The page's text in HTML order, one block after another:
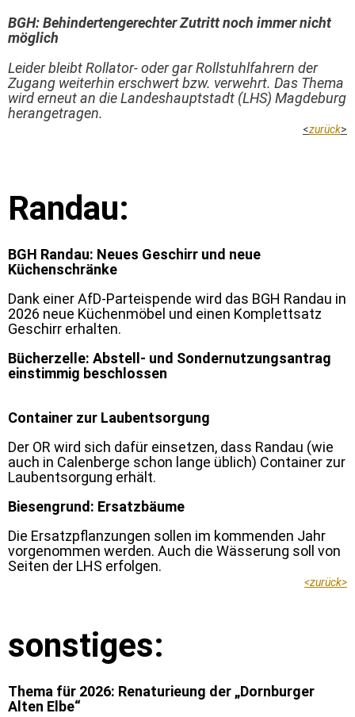
BGH: Behindertengerechter Zutritt noch immer nicht
möglich
Leider bleibt Rollator- oder gar Rollstuhlfahrern der
Zugang weiterhin erschwert bzw. verwehrt. Das Thema
wird erneut an die Landeshauptstadt (LHS) Magdeburg
herangetragen.
<zurück>
Randau:
BGH Randau: Neues Geschirr und neue
Küchenschränke
Dank einer AfD-Parteispende wird das BGH Randau in
2026 neue Küchenmöbel und einen Komplettsatz
Geschirr erhalten.
Bücherzelle: Abstell- und Sondernutzungsantrag
einstimmig beschlossen
Container zur Laubentsorgung
Der OR wird sich dafür einsetzen, dass Randau (wie
auch in Calenberge schon lange üblich) Container zur
Laubentsorgung erhält.
Biesengrund: Ersatzbäume
Die Ersatzpflanzungen sollen im kommenden Jahr
vorgenommen werden. Auch die Wässerung soll von
Seiten der LHS erfolgen.
<zurück>
sonstiges:
Thema für 2026: Renaturieung der „Dornburger
Alten Elbe“